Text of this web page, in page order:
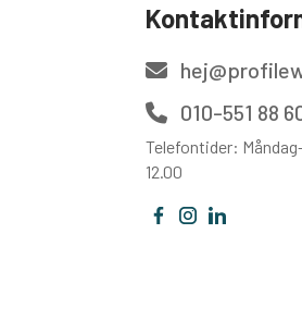
010-551 88
Telefontider:
12.00